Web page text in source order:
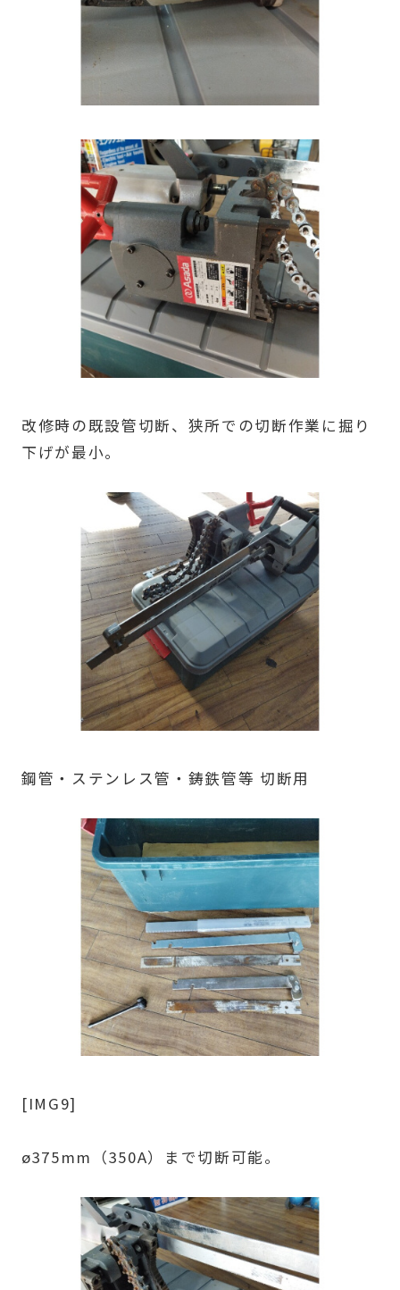
改修時の既設管切断、狭所での切断作業に掘り
下げが最小。
鋼管・ステンレス管・鋳鉄管等 切断用
[IMG9]
ø375mm（350A）まで切断可能。